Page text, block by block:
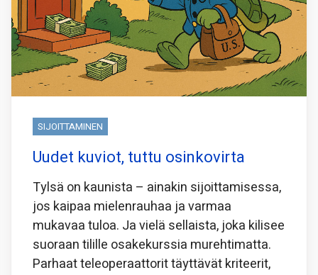
SIJOITTAMINEN
Uudet kuviot, tuttu osinkovirta
Tylsä on kaunista – ainakin sijoittamisessa,
jos kaipaa mielenrauhaa ja varmaa
mukavaa tuloa. Ja vielä sellaista, joka kilisee
suoraan tilille osakekurssia murehtimatta.
Parhaat teleoperaattorit täyttävät kriteerit,